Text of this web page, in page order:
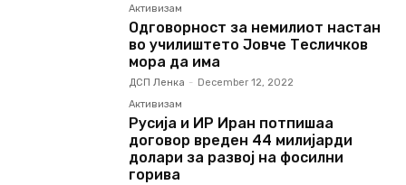
Активизам
Одговорност за немилиот настан
во училиштето Јовче Тесличков
мора да има
ДСП Ленка -
December 12, 2022
Активизам
Русија и ИР Иран потпишаа
договор вреден 44 милијарди
долари за развој на фосилни
горива